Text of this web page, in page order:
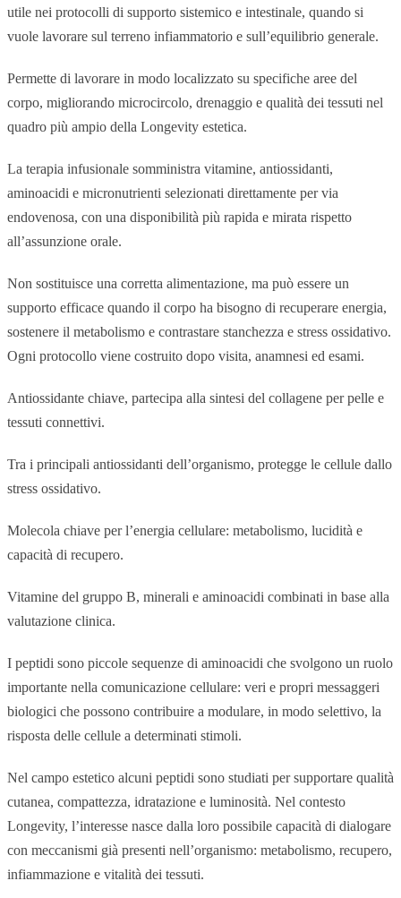
utile nei protocolli di supporto sistemico e intestinale, quando si
vuole lavorare sul terreno infiammatorio e sull’equilibrio generale.
Permette di lavorare in modo localizzato su specifiche aree del
corpo, migliorando microcircolo, drenaggio e qualità dei tessuti nel
quadro più ampio della Longevity estetica.
La terapia infusionale somministra vitamine, antiossidanti,
aminoacidi e micronutrienti selezionati direttamente per via
endovenosa, con una disponibilità più rapida e mirata rispetto
all’assunzione orale.
Non sostituisce una corretta alimentazione, ma può essere un
supporto efficace quando il corpo ha bisogno di recuperare energia,
sostenere il metabolismo e contrastare stanchezza e stress ossidativo.
Ogni protocollo viene costruito dopo visita, anamnesi ed esami.
Antiossidante chiave, partecipa alla sintesi del collagene per pelle e
tessuti connettivi.
Tra i principali antiossidanti dell’organismo, protegge le cellule dallo
stress ossidativo.
Molecola chiave per l’energia cellulare: metabolismo, lucidità e
capacità di recupero.
Vitamine del gruppo B, minerali e aminoacidi combinati in base alla
valutazione clinica.
I peptidi sono piccole sequenze di aminoacidi che svolgono un ruolo
importante nella comunicazione cellulare: veri e propri messaggeri
biologici che possono contribuire a modulare, in modo selettivo, la
risposta delle cellule a determinati stimoli.
Nel campo estetico alcuni peptidi sono studiati per supportare qualità
cutanea, compattezza, idratazione e luminosità. Nel contesto
Longevity, l’interesse nasce dalla loro possibile capacità di dialogare
con meccanismi già presenti nell’organismo: metabolismo, recupero,
infiammazione e vitalità dei tessuti.